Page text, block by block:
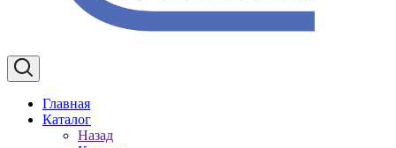
Главная
Каталог
Назад